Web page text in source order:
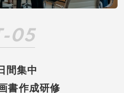
05
間集中
書作成研修